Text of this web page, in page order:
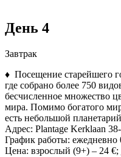
День 4
Завтрак
♦ Посещение старейшего
где собрано более 750
бесчисленное множество
мира. Помимо богатого
есть небольшой
Адрес: Plantage Kerklaan
График работы:
Цена: взрослый (9+) – 24 €;